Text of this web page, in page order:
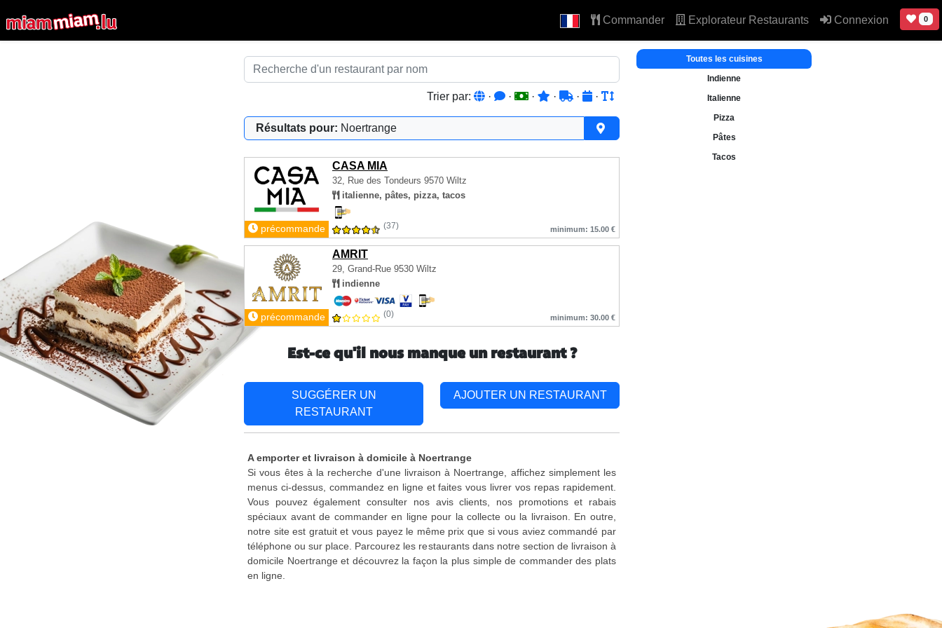
Commander Explorateur Restaurants Connexion 0
Trier par: · · · · · ·
Résultats pour: Noertrange
CASA MIA
32, Rue des Tondeurs 9570 Wiltz
italienne, pâtes, pizza, tacos
précommande (37) minimum: 15.00 €
AMRIT
29, Grand-Rue 9530 Wiltz
indienne
précommande (0) minimum: 30.00 €
Toutes les cuisines
Indienne
Italienne
Pizza
Pâtes
Tacos
Est-ce qu'il nous manque un restaurant ?
SUGGÉRER UN
RESTAURANT
AJOUTER UN RESTAURANT
A emporter et livraison à domicile à Noertrange
Si vous êtes à la recherche d'une livraison à Noertrange, affichez simplement les
menus ci-dessus, commandez en ligne et faites vous livrer vos repas rapidement.
Vous pouvez également consulter nos avis clients, nos promotions et rabais
spéciaux avant de commander en ligne pour la collecte ou la livraison. En outre,
notre site est gratuit et vous payez le même prix que si vous aviez commandé par
téléphone ou sur place. Parcourez les restaurants dans notre section de livraison à
domicile Noertrange et découvrez la façon la plus simple de commander des plats
en ligne.